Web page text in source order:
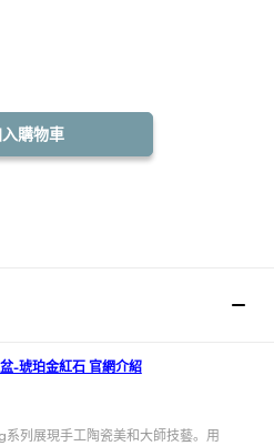
-琥珀金紅石 官網介紹
列展現手工陶瓷美和大師技藝。用